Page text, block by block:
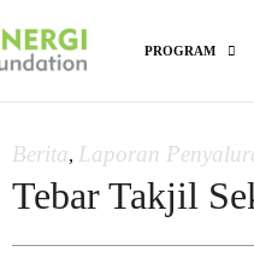
PROGRAM
Berita, Laporan
Tebar Takjil